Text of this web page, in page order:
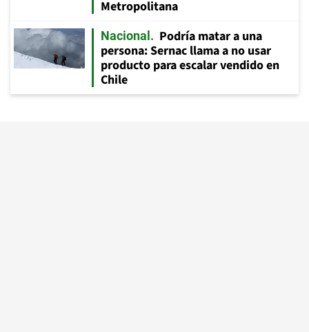
Metropolitana
Nacional
Podría matar a una
persona: Sernac llama a no usar
producto para escalar vendido en
Chile